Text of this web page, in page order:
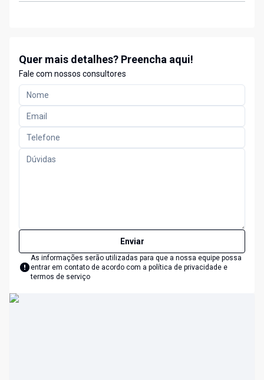
Quer mais detalhes? Preencha aqui!
Fale com nossos consultores
Enviar
As informações serão utilizadas para que a nossa equipe possa
entrar em contato de acordo com a política de privacidade e
termos de serviço